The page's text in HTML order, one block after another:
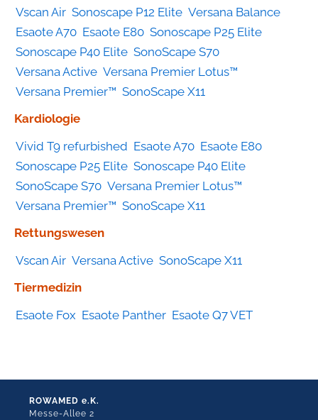
Vscan Air Sonoscape P12 Elite Versana Balance
Esaote A70 Esaote E80 Sonoscape P25 Elite
Sonoscape P40 Elite SonoScape S70
Versana Active Versana Premier Lotus™
Versana Premier™ SonoScape X11
Kardiologie
Vivid T9 refurbished Esaote A70 Esaote E80
Sonoscape P25 Elite Sonoscape P40 Elite
SonoScape S70 Versana Premier Lotus™
Versana Premier™ SonoScape X11
Rettungswesen
Vscan Air Versana Active SonoScape X11
Tiermedizin
Esaote Fox Esaote Panther Esaote Q7 VET
ROWAMED e.K.
Messe-Allee 2